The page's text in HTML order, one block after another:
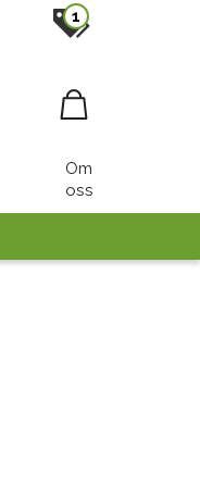
1
Om
oss